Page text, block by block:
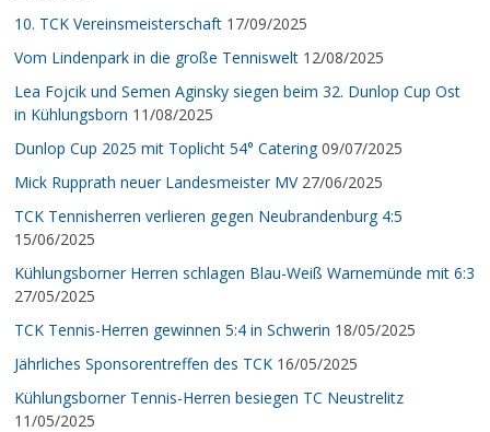
10. TCK Vereinsmeisterschaft 17/09/2025
Vom Lindenpark in die große Tenniswelt 12/08/2025
Lea Fojcik und Semen Aginsky siegen beim 32. Dunlop Cup Ost
in Kühlungsborn 11/08/2025
Dunlop Cup 2025 mit Toplicht 54° Catering 09/07/2025
Mick Rupprath neuer Landesmeister MV 27/06/2025
TCK Tennisherren verlieren gegen Neubrandenburg 4:5
15/06/2025
Kühlungsborner Herren schlagen Blau-Weiß Warnemünde mit 6:3
27/05/2025
TCK Tennis-Herren gewinnen 5:4 in Schwerin 18/05/2025
Jährliches Sponsorentreffen des TCK 16/05/2025
Kühlungsborner Tennis-Herren besiegen TC Neustrelitz
11/05/2025